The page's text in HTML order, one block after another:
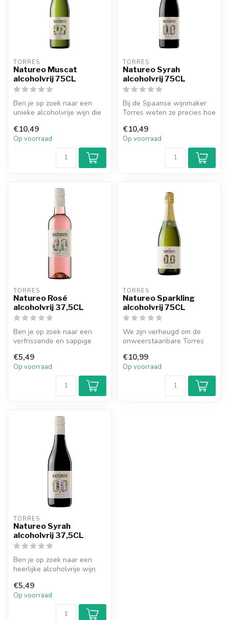
TORRES
Natureo Muscat
alcoholvrij 75CL
Ben je op zoek naar een
unieke alcoholvrije wijn die
de...
€10,49
Op voorraad
TORRES
Natureo Syrah
alcoholvrij 75CL
Bij de Spaanse wijnmaker
Torres weten ze precies hoe
een...
€10,49
Op voorraad
TORRES
Natureo Rosé
alcoholvrij 37,5CL
Ben je op zoek naar een
verfrissende en sappige
kenn...
€5,49
Op voorraad
TORRES
Natureo Sparkling
alcoholvrij 75CL
We zijn verheugd om de
onweerstaanbare Torres
te de...
€10,99
Op voorraad
TORRES
Natureo Syrah
alcoholvrij 37,5CL
Ben je op zoek naar een
heerlijke alcoholvrije wijn
verr...
€5,49
Op voorraad